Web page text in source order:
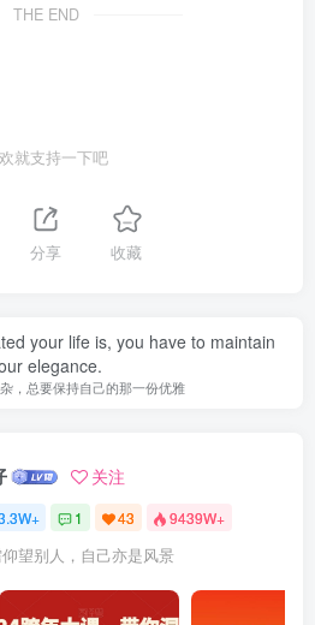
THE END
就支持一下吧
分享 收藏
your life is, you have to maintain
elegance.
，总要保持自己的那一份优雅
关注
1 43 9439W+
望别人，自己亦是风景